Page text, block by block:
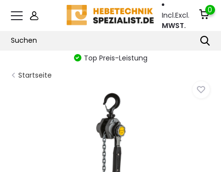
Incl.Excl.
MWST.
0
Top Preis-Leistung
Startseite